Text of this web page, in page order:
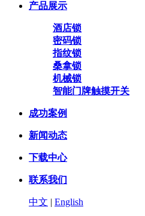
产品展示
酒店锁
密码锁
指纹锁
桑拿锁
机械锁
智能门牌触摸开关
成功案例
新闻动态
下载中心
联系我们
中文 | English